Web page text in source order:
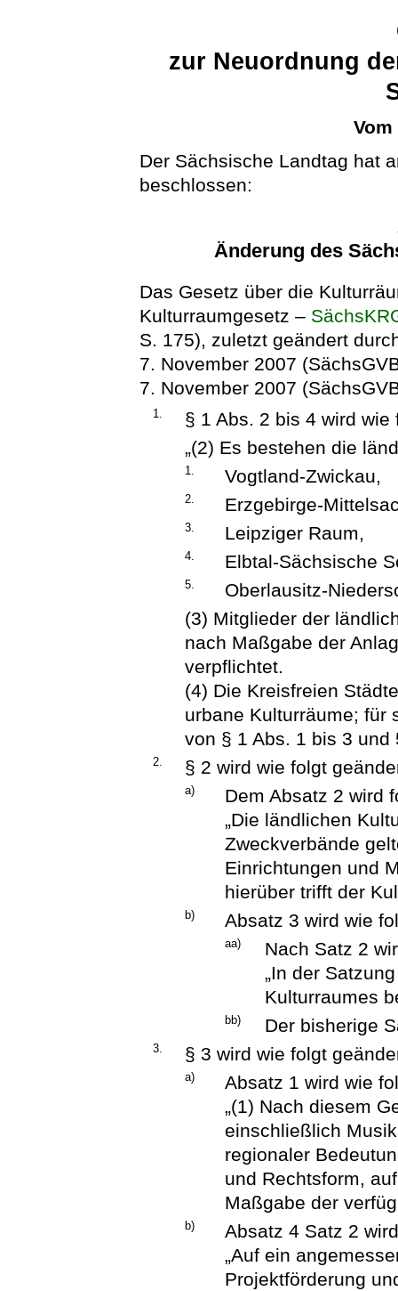
zur Neuordnung
Der Sächsische Landtag hat
beschlossen:
Änderung des
Das Gesetz über die
Kulturraumgesetz –
S. 175), zuletzt geändert
7. November 2007
7. November 2007
1.
§ 1 Abs. 2 bis 4 wird wie
„(2) Es bestehen die
1. Vogtland-Zwickau,
2. Erzgebirge-
3. Leipziger Raum,
4. Elbtal-Sächsische
5.
Oberlausitz-
(3) Mitglieder der
nach Maßgabe der
verpflichtet.
(4) Die Kreisfreien
urbane Kulturräume; für
von § 1 Abs. 1 bis 3 und
2. § 2 wird wie folgt
a)
Dem Absatz 2 wird
„Die ländlichen
Zweckverbände
Einrichtungen und
hierüber trifft der
b) Absatz 3 wird wie
aa)
Nach Satz 2
„In der
Kulturraumes
bb) Der bisherige
3. § 3 wird wie folgt
a)
Absatz 1 wird wie
„(1) Nach diesem
einschließlich
regionaler
und Rechtsform,
Maßgabe der
b)
Absatz 4 Satz 2
„Auf ein
Projektförderung